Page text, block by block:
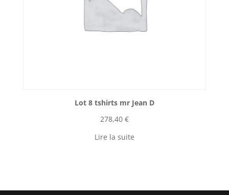
Lot 8 tshirts mr Jean D
278,40 €
Lire la suite